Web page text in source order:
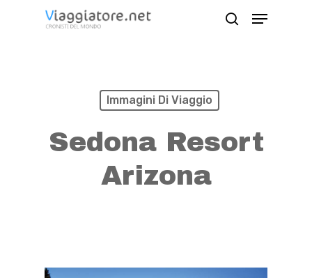
Menu
Immagini Di Viaggio
Sedona Resort
Arizona